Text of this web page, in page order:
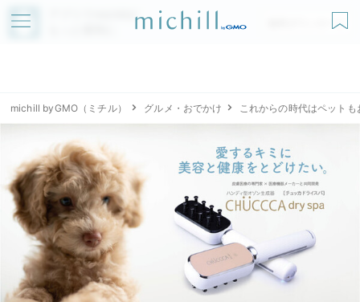
アプリでmichillが
無料ダウンロード
michill byGMO（ミチル） グルメ・おでかけ これからの時代はペット